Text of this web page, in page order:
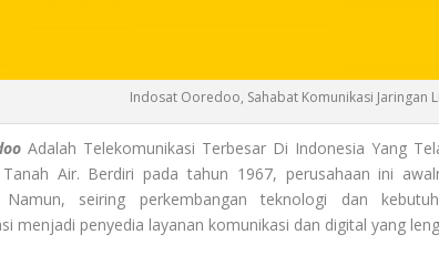
Indosat Ooredoo, Sahabat Komunikasi Jaringan
Adalah Telekomunikasi Terbesar Di Indonesia Yang
Air. Berdiri pada tahun 1967, perusahaan ini
Namun, seiring perkembangan teknologi dan
menjadi penyedia layanan komunikasi dan digital yang